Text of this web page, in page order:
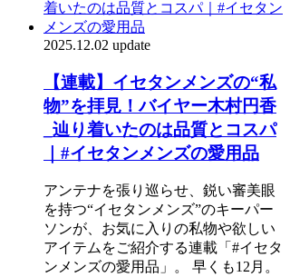
2025.12.02 update
【連載】イセタンメンズの“私
物”を拝見！バイヤー木村円香
_辿り着いたのは品質とコスパ
｜#イセタンメンズの愛用品
アンテナを張り巡らせ、鋭い審美眼
を持つ“イセタンメンズ”のキーパー
ソンが、お気に入りの私物や欲しい
アイテムをご紹介する連載「#イセタ
ンメンズの愛用品」。 早くも12月。